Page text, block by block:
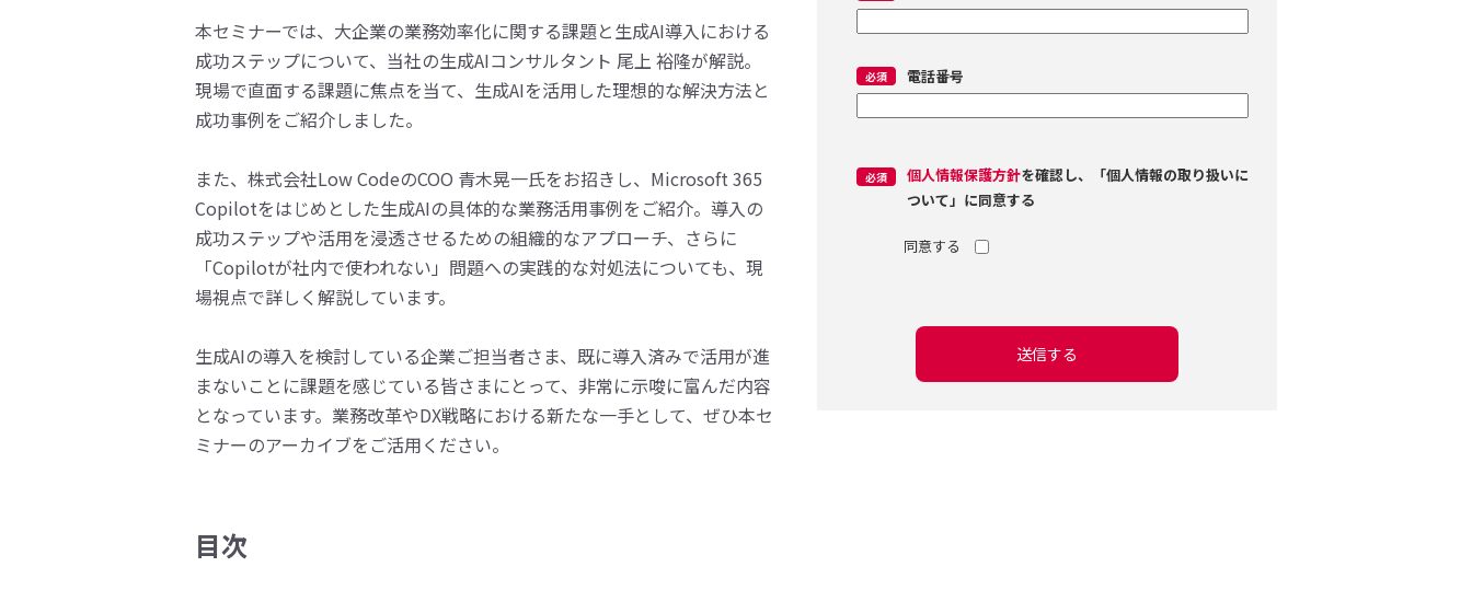
本セミナーでは、大企業の業務効率化に関する課題と生成AI導入における
成功ステップについて、当社の生成AIコンサルタント 尾上 裕隆が解説。
現場で直面する課題に焦点を当て、生成AIを活用した理想的な解決方法と
成功事例をご紹介しました。
また、株式会社Low CodeのCOO 青木晃一氏をお招きし、Microsoft 365
Copilotをはじめとした生成AIの具体的な業務活用事例をご紹介。導入の
成功ステップや活用を浸透させるための組織的なアプローチ、さらに
「Copilotが社内で使われない」問題への実践的な対処法についても、現
場視点で詳しく解説しています。
生成AIの導入を検討している企業ご担当者さま、既に導入済みで活用が進
まないことに課題を感じている皆さまにとって、非常に示唆に富んだ内容
となっています。業務改革やDX戦略における新たな一手として、ぜひ本セ
ミナーのアーカイブをご活用ください。
目次
電話番号
個人情報保護方針を確認し、「個人情報の取り扱いに
ついて」に同意する
送信する